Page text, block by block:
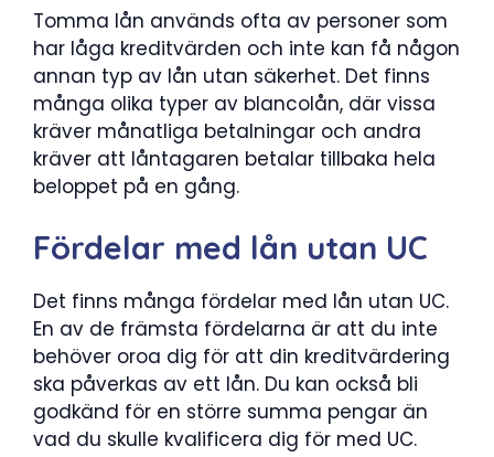
Tomma lån används ofta av personer som
har låga kreditvärden och inte kan få någon
annan typ av lån utan säkerhet. Det finns
många olika typer av blancolån, där vissa
kräver månatliga betalningar och andra
kräver att låntagaren betalar tillbaka hela
beloppet på en gång.
Fördelar med lån utan UC
Det finns många fördelar med lån utan UC.
En av de främsta fördelarna är att du inte
behöver oroa dig för att din kreditvärdering
ska påverkas av ett lån. Du kan också bli
godkänd för en större summa pengar än
vad du skulle kvalificera dig för med UC.